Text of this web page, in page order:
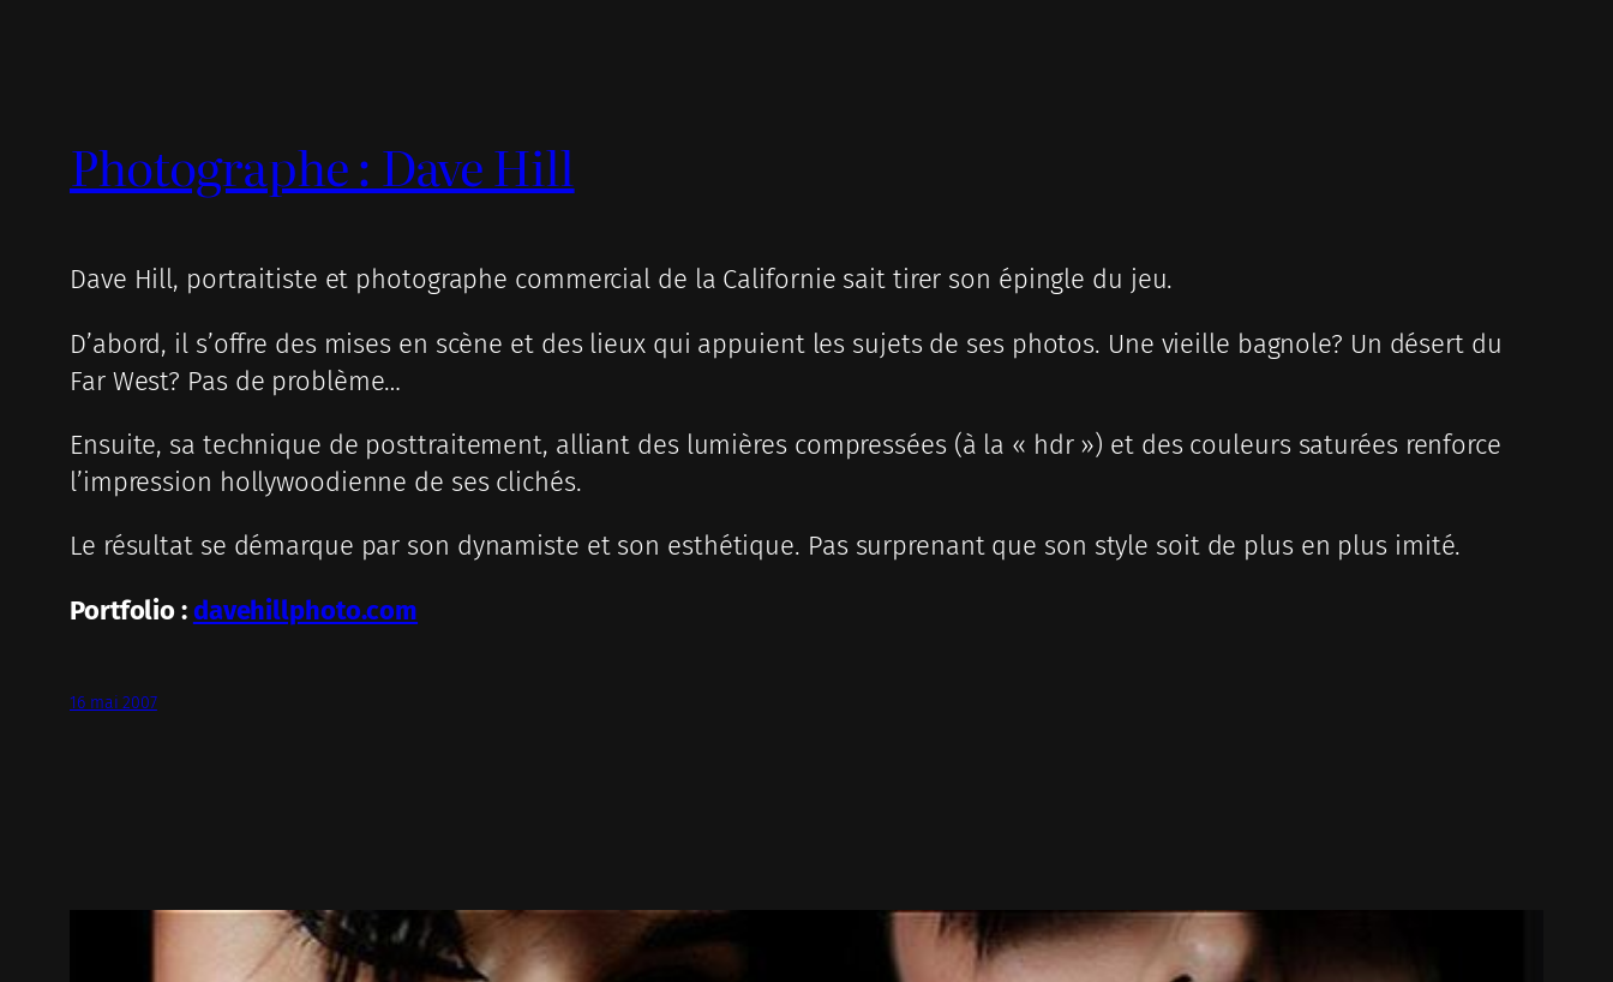
Photographe : Dave Hill
Dave Hill, portraitiste et photographe commercial de la Californie sait tirer son épingle du jeu.
D’abord, il s’offre des mises en scène et des lieux qui appuient les sujets de ses photos. Une vieille bagnole? Un désert du
Far West? Pas de problème…
Ensuite, sa technique de posttraitement, alliant des lumières compressées (à la « hdr ») et des couleurs saturées renforce
l’impression hollywoodienne de ses clichés.
Le résultat se démarque par son dynamiste et son esthétique. Pas surprenant que son style soit de plus en plus imité.
Portfolio :davehillphoto.com
16 mai 2007